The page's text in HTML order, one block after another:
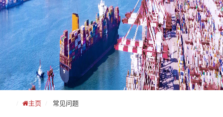
主页 常见问题